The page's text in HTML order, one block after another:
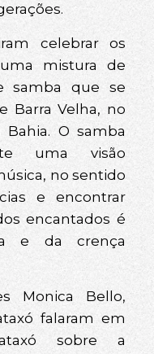
celebrar os
mistura de
samba que se
Barra Velha, no
O samba
uma visão
no sentido
e encontrar
encantados é
e da crença
Monica Bello,
falaram em
sobre a